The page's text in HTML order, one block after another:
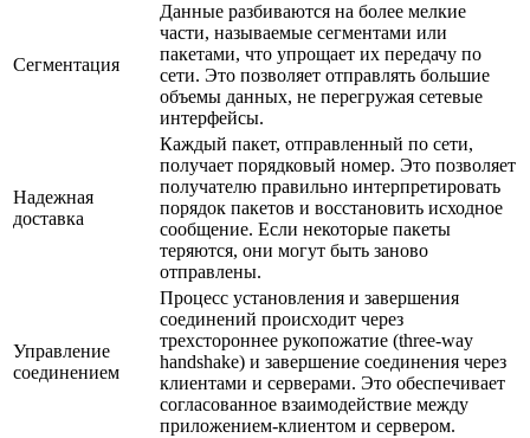
Сегментация
Данные разбиваются на более мелкие
части, называемые сегментами или
пакетами, что упрощает их передачу по
сети. Это позволяет отправлять большие
объемы данных, не перегружая сетевые
интерфейсы.
Надежная
доставка
Каждый пакет, отправленный по сети,
получает порядковый номер. Это позволяет
получателю правильно интерпретировать
порядок пакетов и восстановить исходное
сообщение. Если некоторые пакеты
теряются, они могут быть заново
отправлены.
Управление
соединением
Процесс установления и завершения
соединений происходит через
трехстороннее рукопожатие (three-way
handshake) и завершение соединения через
клиентами и серверами. Это обеспечивает
согласованное взаимодействие между
приложением-клиентом и сервером.